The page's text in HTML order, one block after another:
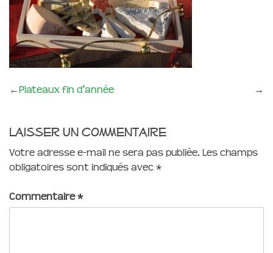
←Plateaux fin d’année →
Laisser un commentaire
Votre adresse e-mail ne sera pas publiée. Les champs
obligatoires sont indiqués avec *
Commentaire*